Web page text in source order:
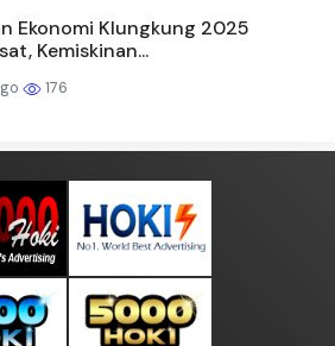
Ekonomi Klungkung 2025
Kemiskinan...
176